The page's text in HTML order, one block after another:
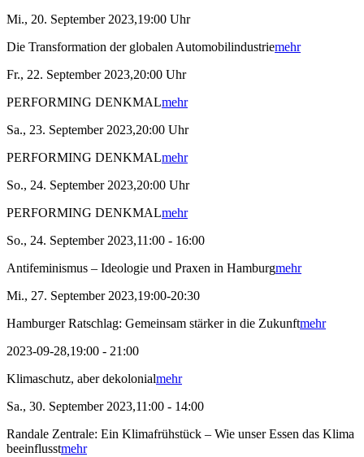
Mi., 20. September 2023,19:00 Uhr
Die Transformation der globalen Automobilindustriemehr
Fr., 22. September 2023,20:00 Uhr
PERFORMING DENKMALmehr
Sa., 23. September 2023,20:00 Uhr
PERFORMING DENKMALmehr
So., 24. September 2023,20:00 Uhr
PERFORMING DENKMALmehr
So., 24. September 2023,11:00 - 16:00
Antifeminismus – Ideologie und Praxen in Hamburgmehr
Mi., 27. September 2023,19:00-20:30
Hamburger Ratschlag: Gemeinsam stärker in die Zukunftmehr
2023-09-28,19:00 - 21:00
Klimaschutz, aber dekolonialmehr
Sa., 30. September 2023,11:00 - 14:00
Randale Zentrale: Ein Klimafrühstück – Wie unser Essen das Klima
beeinflusstmehr